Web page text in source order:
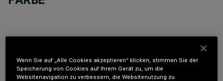
OPTIONALE KOMPONENTEN
Wenn Sie auf „Alle Cookies akzeptieren“ klicken, stimmen Sie der
Speicherung von Cookies auf Ihrem Gerät zu, um die
Websitenavigation zu verbessern, die Websitenutzung zu